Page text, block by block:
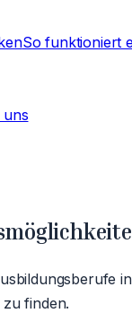
So funktioniert
uns
finden.